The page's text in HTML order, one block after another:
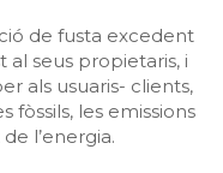
de fusta excedent
al seus propietaris, i
als usuaris- clients,
les emissions
l’energia.